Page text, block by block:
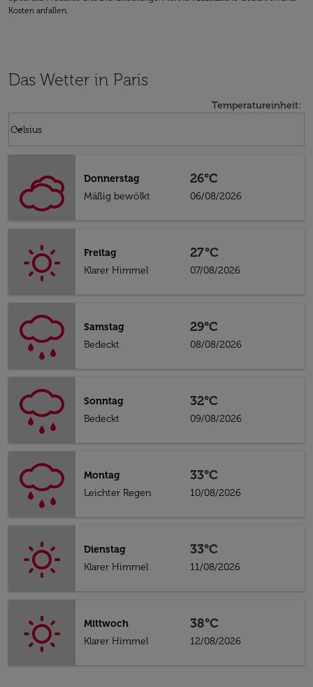
Kosten anfallen.
Das Wetter in Paris
Temperatureinheit:
Celsius
keyboard_arrow_down
Donnerstag
Mäßig bewölkt
26°C
06/08/2026
Freitag
Klarer Himmel
27°C
07/08/2026
Samstag
Bedeckt
29°C
08/08/2026
Sonntag
Bedeckt
32°C
09/08/2026
Montag
Leichter Regen
33°C
10/08/2026
Dienstag
Klarer Himmel
33°C
11/08/2026
Mittwoch
Klarer Himmel
38°C
12/08/2026